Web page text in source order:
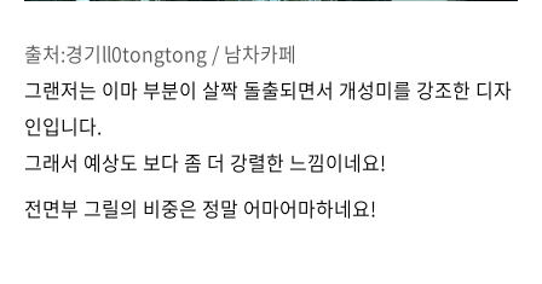
출처:경기ll0tongtong / 남차카페
그랜저는 이마 부분이 살짝 돌출되면서 개성미를 강조한 디자
인입니다.
그래서 예상도 보다 좀 더 강렬한 느낌이네요!
전면부 그릴의 비중은 정말 어마어마하네요!